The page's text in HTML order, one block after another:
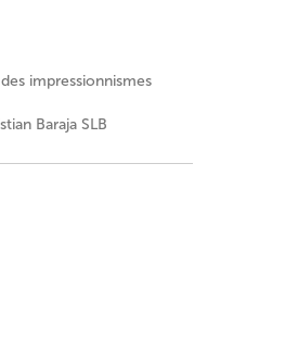
impressionnismes
Baraja SLB